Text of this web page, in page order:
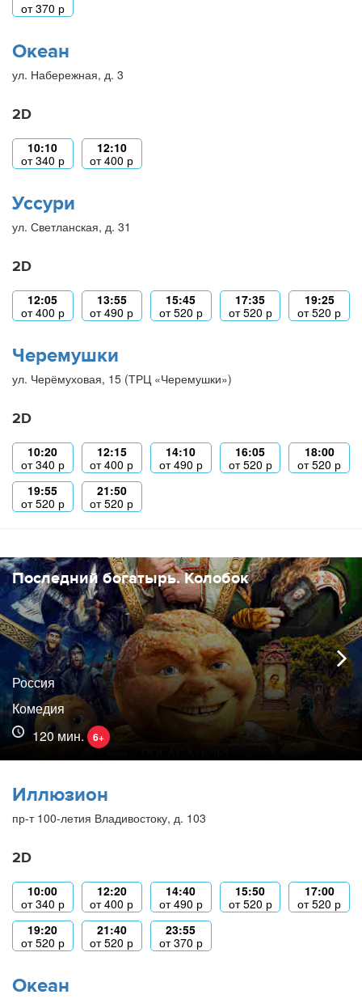
от370 р
Океан
ул. Набережная, д. 3
2D
10:10
от340 р
12:10
от400 р
Уссури
ул. Светланская, д. 31
2D
12:05
от400 р
13:55
от490 р
15:45
от520 р
17:35
от520 р
19:25
от520 р
Черемушки
ул. Черёмуховая, 15 (ТРЦ «Черемушки»)
2D
10:20
от340 р
12:15
от400 р
14:10
от490 р
16:05
от520 р
18:00
от520 р
19:55
от520 р
21:50
от520 р
Последний богатырь. Колобок
Россия
Комедия
120 мин.
6+
Иллюзион
пр-т 100-летия Владивостоку, д. 103
2D
10:00
от340 р
12:20
от400 р
14:40
от490 р
15:50
от520 р
17:00
от520 р
19:20
от520 р
21:40
от520 р
23:55
от370 р
Океан